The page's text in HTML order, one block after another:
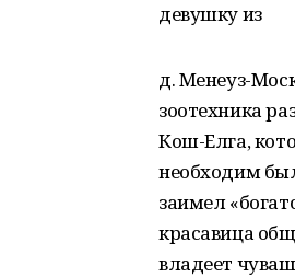
девушку из
д. Менеуз-
зоотехника
Кош-Елга,
необходим
заимел
красавица
владеет